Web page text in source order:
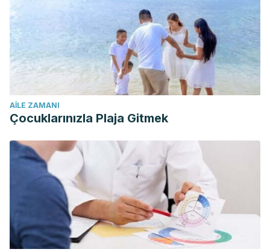
AILE ZAMANI
Çocuklarınızla Plaja Gitmek